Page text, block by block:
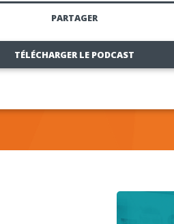
PARTAGER
TÉLÉCHARGER LE PODCAST